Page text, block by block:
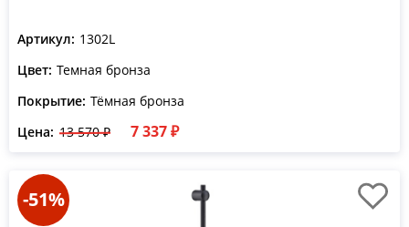
Артикул: 1302L
Цвет: Темная бронза
Покрытие: Тёмная бронза
Цена: 13 570 ₽ 7 337 ₽
-51%